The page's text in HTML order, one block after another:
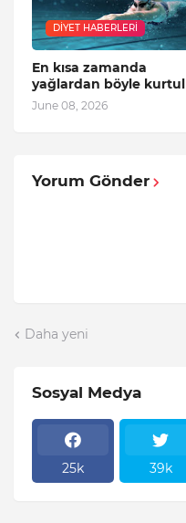
DIYET HABERLERI
En kısa zamanda
yağlardan böyle kurtul
June 08, 2026
Yorum Gönder
Daha yeni
Sosyal Medya
25k 39k